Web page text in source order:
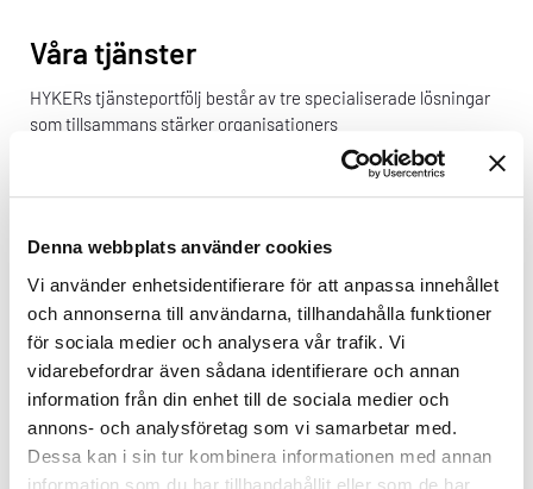
Denna webbplats använder cookies
Vi använder enhetsidentifierare för att anpassa innehållet
och annonserna till användarna, tillhandahålla funktioner
för sociala medier och analysera vår trafik. Vi
vidarebefordrar även sådana identifierare och annan
information från din enhet till de sociala medier och
annons- och analysföretag som vi samarbetar med.
Dessa kan i sin tur kombinera informationen med annan
information som du har tillhandahållit eller som de har
Våra tjänster
HYKERs tjänsteportfölj består av tre specialiserade lösningar
som tillsammans stärker organisationers
HYKER Share– säker delning av känsliga dokument
HYKER Export– stöd för efterlevnad av
exportkontrollregler och skydd av data i internationella
affärer
HYKER Continue– säker åtkomst till affärskritisk
information vid IT‑attacker eller driftstörningar
En vision om framtidens dataskydd